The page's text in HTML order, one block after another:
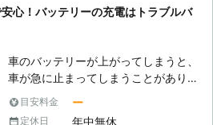
りの方に対応している業者です。 東
海道に拠点をおいているため、車のバ
駆けつけられます。地域密着型でお近
くの車トラブルに対応していますの
で、気軽にご相談ください。 車のバ
ッテリー切れでエンジンがかからない
心！バッテリーの充電はトラブルバ
車のバッテリーが上がってしまうと、
車が急に止まってしまうことがありま
す。山の中などの夜道で人があまりい
ないところでバッテリーが上がってし
目安料金 ー
定休日 年中無休